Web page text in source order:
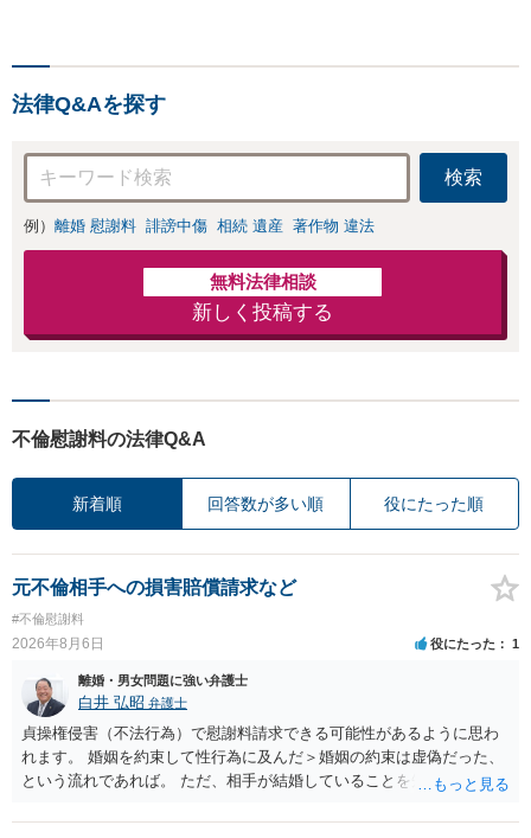
法律Q&Aを探す
検索
例） 離婚 慰謝料 誹謗中傷 相続 遺産 著作物 違法
無料法律相談
新しく投稿する
不倫慰謝料の法律Q&A
新着順 回答数が多い順 役にたった順
元不倫相手への損害賠償請求など
#不倫慰謝料
2026年8月6日 役にたった 1
離婚・男女問題に強い弁護士
白井 弘昭 弁護士
貞操権侵害（不法行為）で慰謝料請求できる可能性があるように思わ
れます。 婚姻を約束して性行為に及んだ＞婚姻の約束は虚偽だった、
という流れであれば。 ただ、相手が結婚していることを知って行為に
性も認められそうですので、あまり慰謝料は高額にならないように思